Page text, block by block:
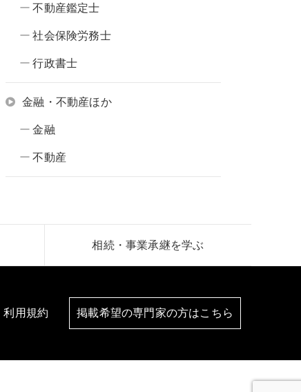
不動産鑑定士
社会保険労務士
行政書士
金融・不動産ほか
金融
不動産
相続・事業承継を学ぶ
利用規約 掲載希望の専門家の方はこちら